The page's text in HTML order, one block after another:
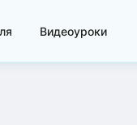
Видеоуроки